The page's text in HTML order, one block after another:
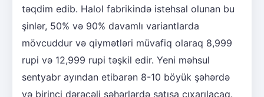
təqdim edib. Halol fabrikində istehsal olunan bu
şinlər, 50% və 90% davamlı variantlarda
mövcuddur və qiymətləri müvafiq olaraq 8,999
rupi və 12,999 rupi təşkil edir. Yeni məhsul
sentyabr ayından etibarən 8-10 böyük şəhərdə
və birinci dərəcəli şəhərlərdə satışa çıxarılacaq.